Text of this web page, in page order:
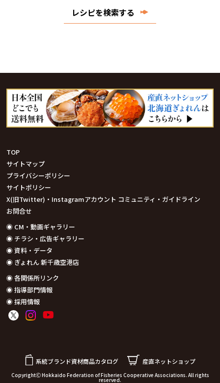
レシピを検索する
TOP
サイトマップ
プライバシーポリシー
サイトポリシー
X(旧Twitter)・Instagramアカウント コミュニティ・ガイドライン
お問合せ
◉ CM・動画ギャラリー
◉ チラシ・広告ギャラリー
◉ 資料・データ
◉ ぎょれん 新千歳空港店
◉ 各関係所リンク
◉ 指導部門情報
◉ 採用情報
系統ブランド資材商品カタログ 産直ネットショップ
CopyrightⒸ Hokkaido Federation of Fisheries Cooperative Associations. All rights
reserved.